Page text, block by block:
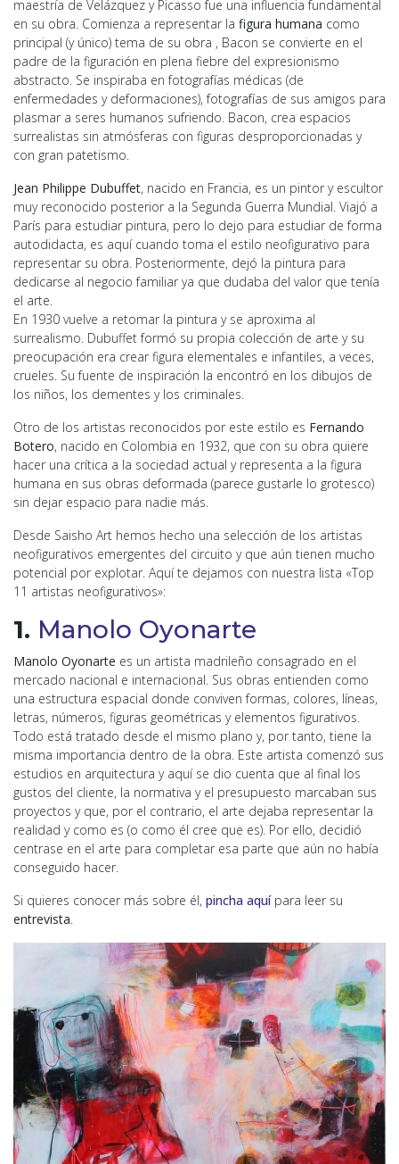
maestría de Velázquez y Picasso fue una influencia fundamental
en su obra. Comienza a representar la figura humana como
principal (y único) tema de su obra , Bacon se convierte en el
padre de la figuración en plena fiebre del expresionismo
abstracto. Se inspiraba en fotografías médicas (de
enfermedades y deformaciones), fotografías de sus amigos para
plasmar a seres humanos sufriendo. Bacon, crea espacios
surrealistas sin atmósferas con figuras desproporcionadas y
con gran patetismo.
Jean Philippe Dubuffet, nacido en Francia, es un pintor y escultor
muy reconocido posterior a la Segunda Guerra Mundial. Viajó a
París para estudiar pintura, pero lo dejo para estudiar de forma
autodidacta, es aquí cuando toma el estilo neofigurativo para
representar su obra. Posteriormente, dejó la pintura para
dedicarse al negocio familiar ya que dudaba del valor que tenía
el arte.
En 1930 vuelve a retomar la pintura y se aproxima al
surrealismo. Dubuffet formó su propia colección de arte y su
preocupación era crear figura elementales e infantiles, a veces,
crueles. Su fuente de inspiración la encontró en los dibujos de
los niños, los dementes y los criminales.
Otro de los artistas reconocidos por este estilo es Fernando
Botero, nacido en Colombia en 1932, que con su obra quiere
hacer una crítica a la sociedad actual y representa a la figura
humana en sus obras deformada (parece gustarle lo grotesco)
sin dejar espacio para nadie más.
Desde Saisho Art hemos hecho una selección de los artistas
neofigurativos emergentes del circuito y que aún tienen mucho
potencial por explotar. Aquí te dejamos con nuestra lista «Top
11 artistas neofigurativos»:
1. Manolo Oyonarte
Manolo Oyonarte es un artista madrileño consagrado en el
mercado nacional e internacional. Sus obras entienden como
una estructura espacial donde conviven formas, colores, líneas,
letras, números, figuras geométricas y elementos figurativos.
Todo está tratado desde el mismo plano y, por tanto, tiene la
misma importancia dentro de la obra. Este artista comenzó sus
estudios en arquitectura y aquí se dio cuenta que al final los
gustos del cliente, la normativa y el presupuesto marcaban sus
proyectos y que, por el contrario, el arte dejaba representar la
realidad y como es (o como él cree que es). Por ello, decidió
centrase en el arte para completar esa parte que aún no había
conseguido hacer.
Si quieres conocer más sobre él, pincha aquípara leer su
entrevista.